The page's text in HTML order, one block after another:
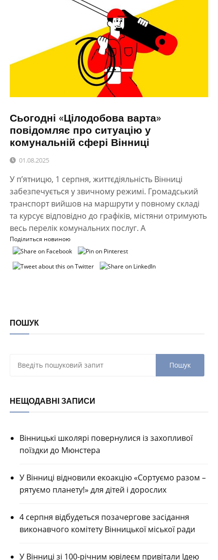
ПОШУК
НЕЩОДАВНІ ЗАПИСИ
Вінницькі школярі повернулися із захопливої
поїздки до Мюнстера
У Вінниці відновили екоакцію «Сортуємо разом –
рятуємо планету!» для дітей і дорослих
4 серпня відбудеться позачергове засідання
виконавчого комітету Вінницької міської ради
У Вінниці зі 100-річним ювілеєм привітали Ідею
Сьогодні «Цілодобова варта»
повідомляє про ситуацію у
комунальній сфері Вінниці
01.08.2025
У п’ятницю, 1 серпня, життєдіяльність Вінниці
забезпечується у звичному режимі. Громадський
транспорт вийшов на маршрути у повному складі
та курсує відповідно до графіків, містяни отримують
весь перелік комунальних послуг. А
Поділиться новиною